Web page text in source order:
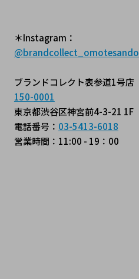
＊Instagram：
@brandcollect_omotesando
ブランドコレクト表参道1号店
150-0001
東京都渋谷区神宮前4-3-21 1F
電話番号： 03-5413-6018
営業時間：11:00 - 19：00